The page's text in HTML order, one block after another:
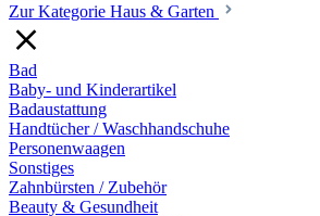
Zur Kategorie Haus & Garten
Bad
Baby- und Kinderartikel
Badaustattung
Handtücher / Waschhandschuhe
Personenwaagen
Sonstiges
Zahnbürsten / Zubehör
Beauty & Gesundheit